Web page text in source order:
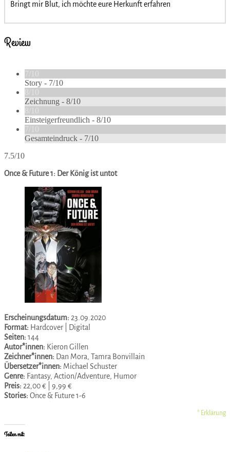
Bringt mir Blut, ich möchte eure Herkunft erfahren
Review
7/10
Story - 7/10
8/10
Zeichnung - 8/10
8/10
Einsteigerfreundlich - 8/10
7/10
Gesamteindruck - 7/10
7.5/10
Once & Future 1: Der König ist untot
Erscheinungsdatum: 23.09.2020
Format: Hardcover | Digital
Seiten: 144
Autor*innen: Kieron Gillen
Zeichner*innen: Dan Mora, Tamra Bonvillain
Übersetzer*innen: Michael Schuster
Genre: Fantasy, Action/Adventure, Humor
Preis: 22,00 € | 9,99 €
Stories: Once & Future 1-6
* Erklärung
Teilen mit: